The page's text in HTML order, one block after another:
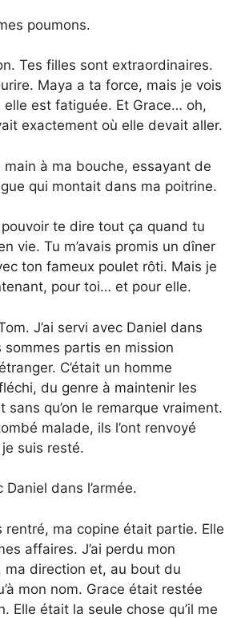
poumons.
Tes filles sont extraordinaires.
Maya a ta force, mais je vois
est fatiguée. Et Grace… oh,
exactement où elle devait aller.
main à ma bouche, essayant de
qui montait dans ma poitrine.
pouvoir te dire tout ça quand tu
vie. Tu m’avais promis un dîner
ton fameux poulet rôti. Mais je
pour toi… et pour elle.
J’ai servi avec Daniel dans
sommes partis en mission
C’était un homme
du genre à maintenir les
sans qu’on le remarque vraiment.
malade, ils l’ont renvoyé
suis resté.
Daniel dans l’armée.
rentré, ma copine était partie. Elle
affaires. J’ai perdu mon
ma direction et, au bout du
mon nom. Grace était restée
Elle était la seule chose qu’il me